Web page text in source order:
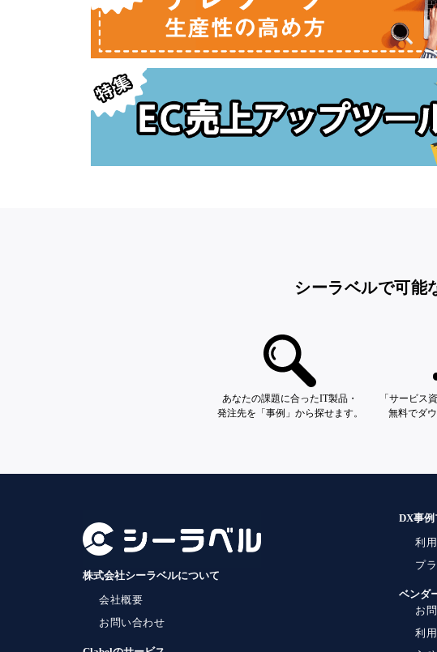
シーラベルで可能
あなたの課題に合ったIT製品・
発注先を「事例」から探せます。
「サービス
無料でダ
株式会社シーラベルについて
会社概要
お問い合わせ
DX事例
利
プ
ベンダ
お
利